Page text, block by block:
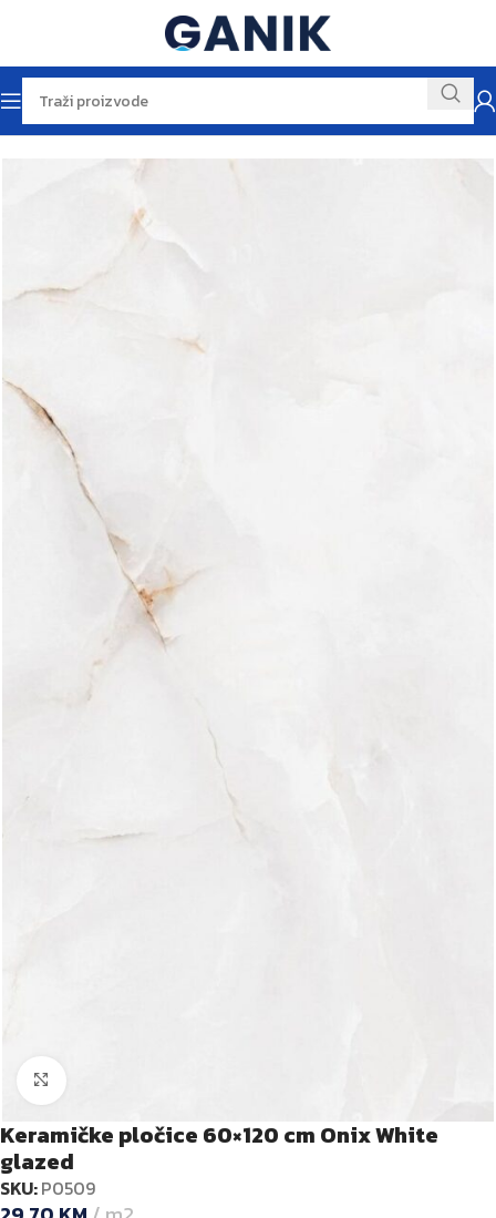
Početna Pločice Zidne pločice
Keramičke pločice 60×120 cm Onix White
glazed
SKU:P0509